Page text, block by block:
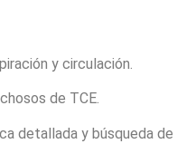
y circulación.
de TCE.
detallada y búsqueda de